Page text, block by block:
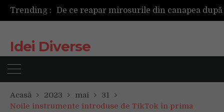
Trending :
Idei Diverse
Acasă 2023 mai
31
Noile instrumente introduse de TikTok în prima